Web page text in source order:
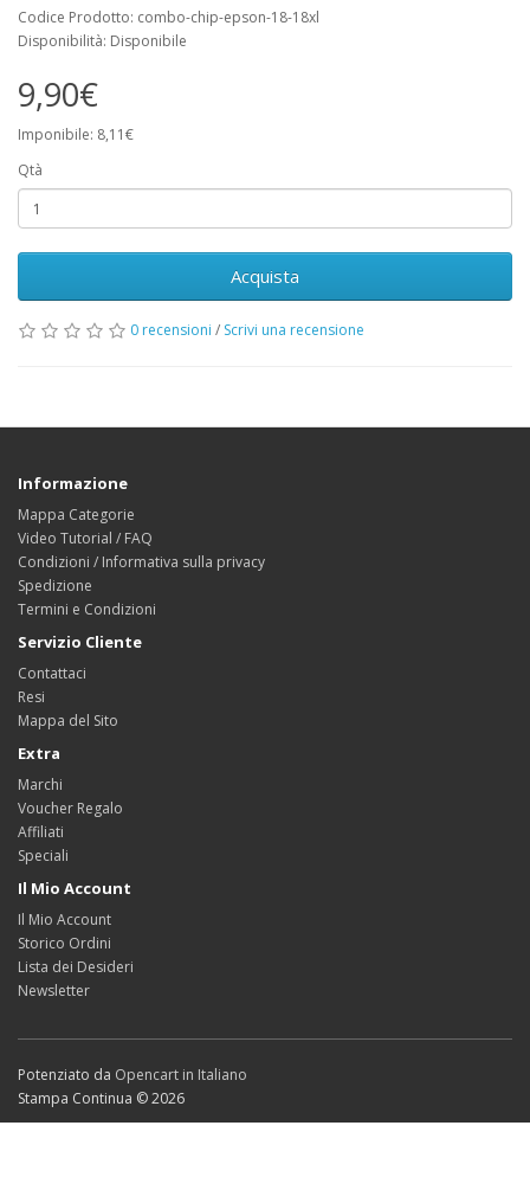
Codice Prodotto: combo-chip-epson-18-18xl
Disponibilità: Disponibile
9,90€
Imponibile: 8,11€
Qtà
Acquista
0 recensioni / Scrivi una recensione
Informazione
Mappa Categorie
Video Tutorial / FAQ
Condizioni / Informativa sulla privacy
Spedizione
Termini e Condizioni
Servizio Cliente
Contattaci
Resi
Mappa del Sito
Extra
Marchi
Voucher Regalo
Affiliati
Speciali
Il Mio Account
Il Mio Account
Storico Ordini
Lista dei Desideri
Newsletter
Potenziato da Opencart in Italiano
Stampa Continua © 2026